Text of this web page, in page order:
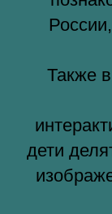
Также
дети